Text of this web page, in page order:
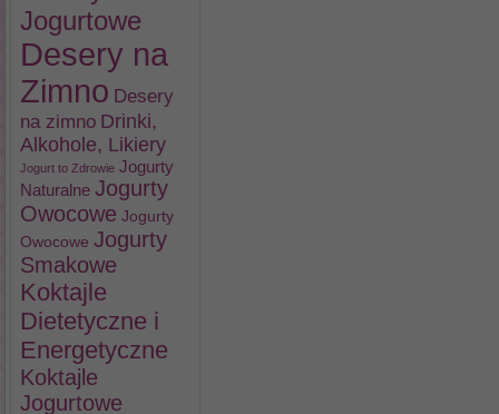
Jogurtowe
Desery na
Zimno Desery
na zimno Drinki,
Alkohole, Likiery
Jogurt to Zdrowie Jogurty
Naturalne Jogurty
Owocowe Jogurty
Owocowe Jogurty
Smakowe
Koktajle
Dietetyczne i
Energetyczne
Koktajle
Jogurtowe